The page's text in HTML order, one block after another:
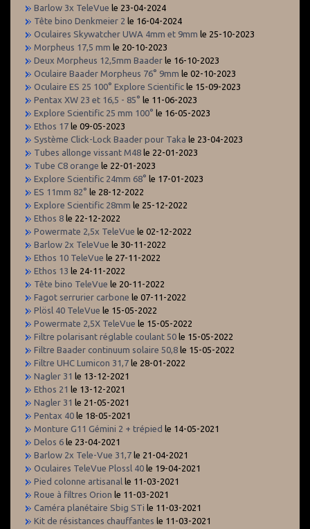
Barlow 3x TeleVue le 23-04-2024
Tête bino Denkmeier 2 le 16-04-2024
Oculaires Skywatcher UWA 4mm et 9mm le 25-10-2023
Morpheus 17,5 mm le 20-10-2023
Deux Morpheus 12,5mm Baader le 16-10-2023
Oculaire Baader Morpheus 76° 9mm le 02-10-2023
Oculaire ES 25 100° Explore Scientific le 15-09-2023
Pentax XW 23 et 16,5 - 85° le 11-06-2023
Explore Scientific 25 mm 100° le 16-05-2023
Ethos 17 le 09-05-2023
Système Click-Lock Baader pour Taka le 23-04-2023
Tubes allonge vissant M48 le 22-01-2023
Tube C8 orange le 22-01-2023
Explore Scientific 24mm 68° le 17-01-2023
ES 11mm 82° le 28-12-2022
Explore Scientific 28mm le 25-12-2022
Ethos 8 le 22-12-2022
Powermate 2,5x TeleVue le 02-12-2022
Barlow 2x TeleVue le 30-11-2022
Ethos 10 TeleVue le 27-11-2022
Ethos 13 le 24-11-2022
Tête bino TeleVue le 20-11-2022
Fagot serrurier carbone le 07-11-2022
Plösl 40 TeleVue le 15-05-2022
Powermate 2,5X TeleVue le 15-05-2022
Filtre polarisant réglable coulant 50 le 15-05-2022
Filtre Baader continuum solaire 50,8 le 15-05-2022
Filtre UHC Lumicon 31,7 le 28-01-2022
Nagler 31 le 13-12-2021
Ethos 21 le 13-12-2021
Nagler 31 le 21-05-2021
Pentax 40 le 18-05-2021
Monture G11 Gémini 2 + trépied le 14-05-2021
Delos 6 le 23-04-2021
Barlow 2x Tele-Vue 31,7 le 21-04-2021
Oculaires TeleVue Plossl 40 le 19-04-2021
Pied colonne artisanal le 11-03-2021
Roue à filtres Orion le 11-03-2021
Caméra planétaire Sbig STi le 11-03-2021
Kit de résistances chauffantes le 11-03-2021